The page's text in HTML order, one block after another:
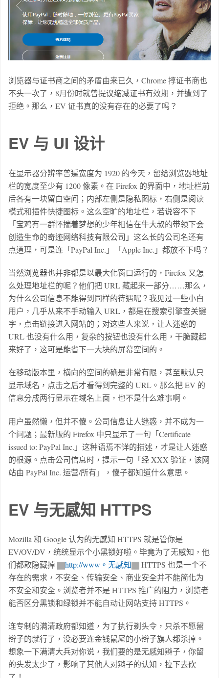
浏览器与证书商之间的矛盾由来已久，Chrome 㨃证书商也
不头一次了，8月份时就曾提议缩减证书有效期，并遭到了
拒绝。那么，EV 证书真的没有存在的必要了吗？
EV 与 UI 设计
在显示器分辨率普遍宽度为 1920 的今天，留给浏览器地址
栏的宽度至少有 1200 像素。在 Firefox 的界面中，地址栏前
后各有一块留白空间；内部左侧是隐私图标，右侧是阅读
模式和插件快捷图标。这么空旷的地址栏，若说容不下
「宝鸡有一群怀揣着梦想的少年相信在牛大叔的带领下会
创造生命的奇迹网络科技有限公司 」这么长的公司名还有
点道理，可是连「PayPal Inc.」「Apple Inc.」都放不下吗？
当然浏览器也并非都是以最大化窗口运行的，Firefox 又怎
么处理地址栏的呢？他们把 URL 藏起来一部分……那么，
为什么公司信息不能得到同样的待遇呢？我见过一些小白
用户，几乎从来不手动输入 URL，都是在搜索引擎查关键
字，点击链接进入网站的；对这些人来说，让人迷惑的
URL 也没有什么用，复杂的按钮也没有什么用，干脆藏起
来好了，这可是能省下一大块的屏幕空间的。
在移动版本里，横向的空间的确是非常有限，甚至默认只
显示域名，点击之后才看得到完整的 URL。那么把 EV 的
信息分成两行显示在域名上面，也不是什么难事啊。
用户虽然懒，但并不傻。公司信息让人迷惑，并不成为一
个问题；最新版的 Firefox 中只显示了一句「Certificate
issued to: PayPal Inc.」这种语焉不详的描述，才是让人迷惑
的根源。点击公司信息时，提示一句「经 XXX 验证，该网
站由 PayPal Inc. 运营/所有」，傻子都知道什么意思。
EV 与无感知 HTTPS
Mozilla 和 Google 认为的无感知 HTTPS 就是管你是
EV/OV/DV，统统显示个小黑锁好啦。毕竟为了无感知，他
们都敢隐藏掉
http://www。无感知
HTTPS 也是一个不
存在的需求，不安全、传输安全、商业安全并不能简化为
不安全和安全。浏览者并不是 HTTPS 推广的阻力，浏览者
能否区分黑锁和绿锁并不能自动让网站支持 HTTPS。
连专制的满清政府都知道，为了执行剃头令，只杀不愿留
辫子的就行了，没必要连金钱鼠尾的小辫子旗人都杀掉。
想象一下满清大兵对你说，我们要的是无感知辫子，你留
的头发太少了，影响了其他人对辫子的认知，拉下去砍